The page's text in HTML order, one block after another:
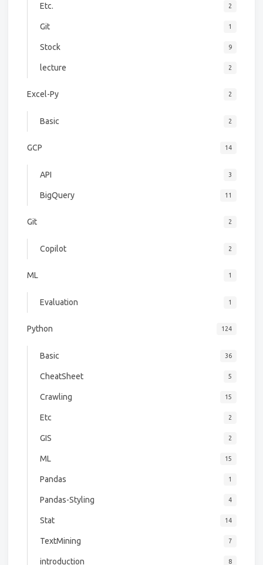
Etc. 2
Git 1
Stock 9
lecture 2
Excel-Py 2
Basic 2
GCP 14
API 3
BigQuery 11
Git 2
Copilot 2
ML 1
Evaluation 1
Python 124
Basic 36
CheatSheet 5
Crawling 15
Etc 2
GIS 2
ML 15
Pandas 1
Pandas-Styling 4
Stat 14
TextMining 7
introduction 8